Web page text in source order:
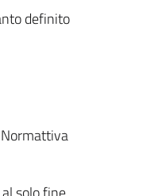
definito